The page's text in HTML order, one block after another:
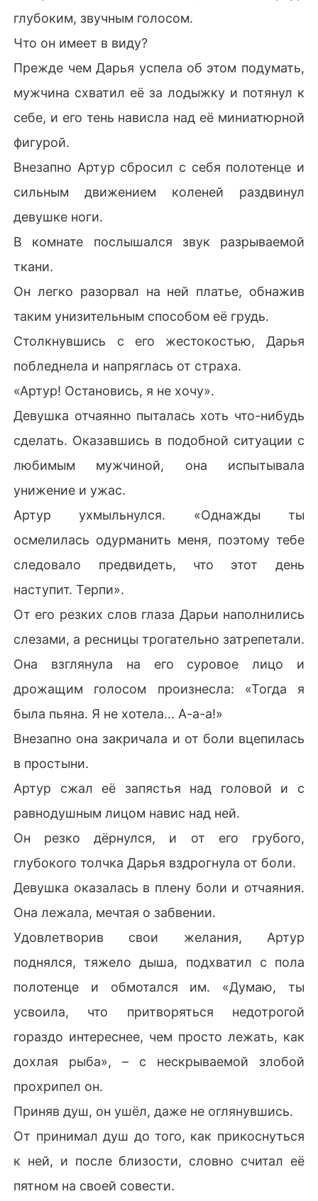
глубоким, звучным голосом.
Что он имеет в виду?
Прежде чем Дарья успела об этом подумать,
мужчина схватил её за лодыжку и потянул к
себе, и его тень нависла над её миниатюрной
фигурой.
Внезапно Артур сбросил с себя полотенце и
сильным движением коленей раздвинул
девушке ноги.
В комнате послышался звук разрываемой
ткани.
Он легко разорвал на ней платье, обнажив
таким унизительным способом её грудь.
Столкнувшись с его жестокостью, Дарья
побледнела и напряглась от страха.
«Артур! Остановись, я не хочу».
Девушка отчаянно пыталась хоть что-нибудь
сделать. Оказавшись в подобной ситуации с
любимым мужчиной, она испытывала
унижение и ужас.
Артур ухмыльнулся. «Однажды ты
осмелилась одурманить меня, поэтому тебе
следовало предвидеть, что этот день
наступит. Терпи».
От его резких слов глаза Дарьи наполнились
слезами, а ресницы трогательно затрепетали.
Она взглянула на его суровое лицо и
дрожащим голосом произнесла: «Тогда я
была пьяна. Я не хотела... А-а-а!»
Внезапно она закричала и от боли вцепилась
в простыни.
Артур сжал её запястья над головой и с
равнодушным лицом навис над ней.
Он резко дёрнулся, и от его грубого,
глубокого толчка Дарья вздрогнула от боли.
Девушка оказалась в плену боли и отчаяния.
Она лежала, мечтая о забвении.
Удовлетворив свои желания, Артур
поднялся, тяжело дыша, подхватил с пола
полотенце и обмотался им. «Думаю, ты
усвоила, что притворяться недотрогой
гораздо интереснее, чем просто лежать, как
дохлая рыба», – с нескрываемой злобой
прохрипел он.
Приняв душ, он ушёл, даже не оглянувшись.
От принимал душ до того, как прикоснуться
к ней, и после близости, словно считал её
пятном на своей совести.